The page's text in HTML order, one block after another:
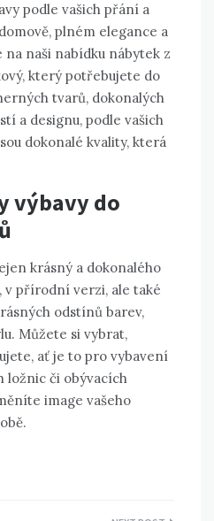
podle vašich přání a
plném elegance a
naši nabídku nábytek z
který potřebujete do
tvarů, dokonalých
a designu, podle vašich
dokonalé kvality, která
výbavy do
krásný a dokonalého
v přírodní verzi, ale také
odstínů barev,
Můžete si vybrat,
ať je to pro vybavení
ložnic či obývacích
image vašeho